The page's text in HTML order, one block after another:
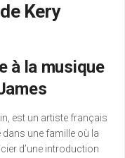
Kery
à la musique
est un artiste français
dans une famille où la
d’une introduction